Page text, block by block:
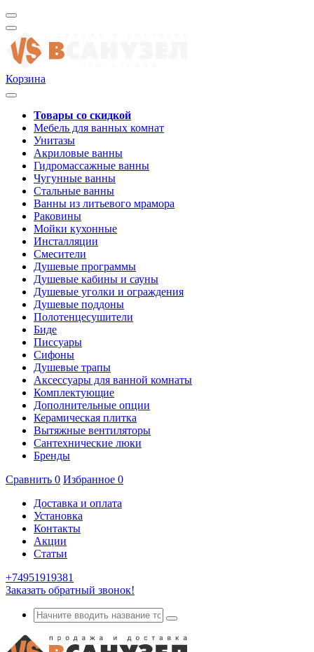
Корзина
Товары со скидкой
Мебель для ванных комнат
Унитазы
Акриловые ванны
Гидромассажные ванны
Чугунные ванны
Стальные ванны
Ванны из литьевого мрамора
Раковины
Мойки кухонные
Инсталляции
Смесители
Душевые программы
Душевые кабины и сауны
Душевые уголки и ограждения
Душевые поддоны
Полотенцесушители
Биде
Писсуары
Сифоны
Душевые трапы
Аксессуары для ванной комнаты
Комплектующие
Дополнительные опции
Керамическая плитка
Вытяжные вентиляторы
Сантехнические люки
Бренды
Сравнить 0 Избранное 0
Доставка и оплата
Установка
Контакты
Акции
Статьи
+74951919381
Заказать обратный звонок!